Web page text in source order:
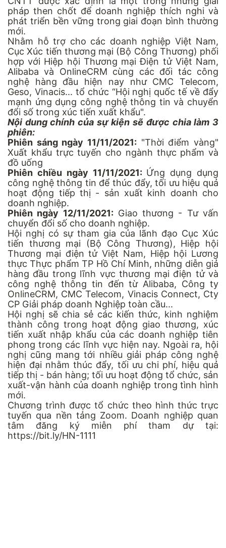
pháp then chốt để doanh nghiệp thích nghi và
phát triển bền vững trong giai đoạn bình thường
mới.
Nhằm hỗ trợ cho các doanh nghiệp Việt Nam,
Cục Xúc tiến thương mại (Bộ Công Thương) phối
hợp với Hiệp hội Thương mại Điện tử Việt Nam,
Alibaba và OnlineCRM cùng các đối tác công
nghệ hàng đầu hiện nay như CMC Telecom,
Geso, Vinacis... tổ chức “Hội nghị quốc tế về đẩy
mạnh ứng dụng công nghệ thông tin và chuyển
đổi số trong xúc tiến xuất khẩu".
Nội dung chính của sự kiện sẽ được chia làm 3
phiên:
Phiên sáng ngày 11/11/2021: "Thời điểm vàng"
Xuất khẩu trực tuyến cho ngành thực phẩm và
đồ uống
Phiên chiều ngày 11/11/2021: Ứng dụng dụng
công nghệ thông tin để thúc đẩy, tối ưu hiệu quả
hoạt động tiếp thị - sản xuất kinh doanh cho
doanh nghiệp.
Phiên ngày 12/11/2021: Giao thương - Tư vấn
chuyển đổi số cho doanh nghiệp.
Hội nghị có sự tham gia của lãnh đạo Cục Xúc
tiến thương mại (Bộ Công Thương), Hiệp hội
Thương mại điện tử Việt Nam, Hiệp hội Lương
thực Thực phẩm TP Hồ Chí Minh, những diễn giả
hàng đầu trong lĩnh vực thương mại điện tử và
công nghệ thông tin đến từ Alibaba, Công ty
OnlineCRM, CMC Telecom, Vinacis Connect, Cty
CP Giải pháp doanh Nghiệp toàn cầu...
Hội nghị sẽ chia sẻ các kiến thức, kinh nghiệm
thành công trong hoạt động giao thương, xúc
tiến xuất nhập khẩu của các doanh nghiệp tiên
phong trong các lĩnh vực hiện nay. Ngoài ra, hội
nghị cũng mang tới nhiều giải pháp công nghệ
hiện đại nhằm thúc đẩy, tối ưu chi phí, hiệu quả
tiếp thị - bán hàng; tối ưu hoạt động tổ chức, sản
xuất-vận hành của doanh nghiệp trong tình hình
mới.
Chương trình được tổ chức theo hình thức trực
tuyến qua nền tảng Zoom. Doanh nghiệp quan
tâm đăng ký miễn phí tham dự tại:
https://bit.ly/HN-1111